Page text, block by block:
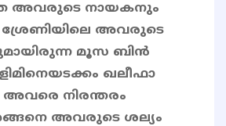
അവരുടെ നായകനും
ശ്രേണിയിലെ അവരുടെ
മൂസ ബിൻ
ഖലീഫാ
അവരെ നിരന്തരം
അങ്ങനെ അവരുടെ ശല്യം